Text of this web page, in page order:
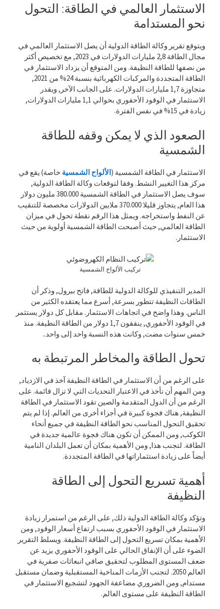
الاستثمار العالمي في الطاقة: التحول
نحو المستدامة
ويتوقع تقرير وكالة الطاقة الدولية أن يصل الاستثمار العالمي في
مجال الطاقة 2,8 مليارات الدولارات في 2023, مع تخصيص أكثر
من نصفها للطاقة النظيفة. ومن المتوقع أن يزداد الاستثمار في
الطاقة المتجددة والمركبات الكهربائية بنسبة 24% من 2021,
متجاوزة 1,7 مليارات الدولارات. على الجانب الآخر, ويقدر
الاستثمار في الوقود الأحفوري بحوالي 1,1 مليارات الدولارات,
زيادة في 15% في نفس الفترة.
الصعود الذي لا يمكن وقفه للطاقة
الشمسية
الاستثمار في الطاقة الشمسية (الألواح الشمسية خاصة) يقع في
مركز هذا التغيير النشط. وفقا لتوقعات وكالة الطاقة الدولية,
سوف يصل الاستثمار في الطاقة الشمسية 380.000 مليون دولار
هذا العام, يتجاوز قليلا 370.000 ملايين الدولارات مخصصة للتنقيب
عن النفط واستخراجه. ويمثل هذا الرقم نقطة تحول في ميزان
الطاقة العالمي, حيث أصبحت الطاقة الشمسية أولوية من حيث
الاستثمار.
تركيب الألواح الشمسية
المدير التنفيذي للوكالة الدولية للطاقة, فاتح بيرول, وذكر أن
الطاقات النظيفة تتطور بسرعة, أسرع مما يعتقده الكثير من
الناس. وهذا واضح في اتجاهات الاستثمار. مقابل كل دولار يستثمر
في الوقود الأحفوري, ينفقون 1,7 دولار من الطاقة النظيفة. منذ
خمس سنوات مضت, وكانت هذه النسبة واحد إلى واحد..
تحول الطاقة والمخاطر المرتبطة به
على الرغم من أن الاستثمار في الطاقة النظيفة آخذ في الازدياد,
ومن المهم أن نأخذ في الاعتبار التحديات التي لا تزال قائمة. على
الرغم من أن الدول المتقدمة والصين تقود الاستثمار في الطاقة
النظيفة, هناك فجوة كبيرة في أجزاء أخرى من العالم. إذا لم يتم
تحقيق التحول المناسب نحو الطاقة النظيفة في جميع أنحاء
الكوكب, ومن الممكن أن تكون هناك فجوة عالمية جديدة في
الطاقة. لتجنب هذا, ومن الأهمية بمكان أن تعمل البلدان النامية
أيضاً على زيادة استثماراتها في الطاقة المتجددة.
أهمية تسريع التحول إلى الطاقة
النظيفة
وتؤكد وكالة الطاقة الدولية ذلك, على الرغم من استمرار زيادة
الاستثمار في الوقود الأحفوري بسبب ارتفاع أسعار الوقود, ومن
الأهمية بمكان تسريع التحول إلى الطاقة النظيفة. ويسلط التقرير
الضوء على أن الإنفاق الحالي على الوقود الأحفوري يزيد عن
ضعف المستوى المطلوب لتحقيق صافي انبعاثات صفرية في
العالم 2050. لتجنب الأزمات المناخية المستقبلية وضمان مستقبل
مستدام, ومن الضروري مضاعفة الجهود لتشجيع الاستثمار في
الطاقة النظيفة على مستوى العالم.